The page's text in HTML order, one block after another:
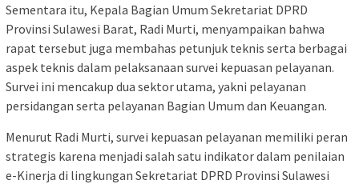
Sementara itu, Kepala Bagian Umum Sekretariat DPRD
Provinsi Sulawesi Barat, Radi Murti, menyampaikan bahwa
rapat tersebut juga membahas petunjuk teknis serta berbagai
aspek teknis dalam pelaksanaan survei kepuasan pelayanan.
Survei ini mencakup dua sektor utama, yakni pelayanan
persidangan serta pelayanan Bagian Umum dan Keuangan.
Menurut Radi Murti, survei kepuasan pelayanan memiliki peran
strategis karena menjadi salah satu indikator dalam penilaian
e-Kinerja di lingkungan Sekretariat DPRD Provinsi Sulawesi